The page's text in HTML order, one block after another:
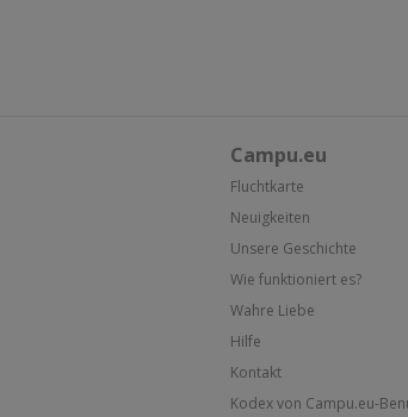
Campu.eu
Fluchtkarte
Neuigkeiten
Unsere Geschichte
Wie funktioniert es?
Wahre Liebe
Hilfe
Kontakt
Kodex von Campu.eu-